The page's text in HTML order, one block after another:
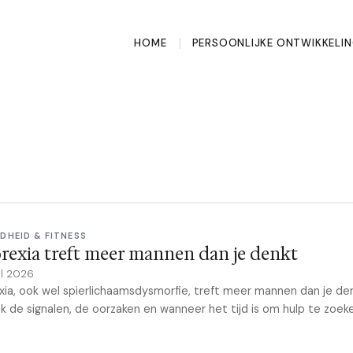
HOME PERSOONLIJKE
& FITNESS
treft meer mannen dan je denkt
2026
ook wel spierlichaamsdysmorfie, treft meer mannen dan je
de signalen, de oorzaken en wanneer het tijd is om hulp te